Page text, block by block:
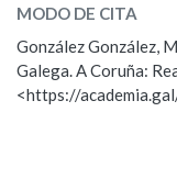
Pertence a
ESCOLLE
Observación
Propoño
MODO DE CITA
González González,
Galega. A Coruña:
<https://